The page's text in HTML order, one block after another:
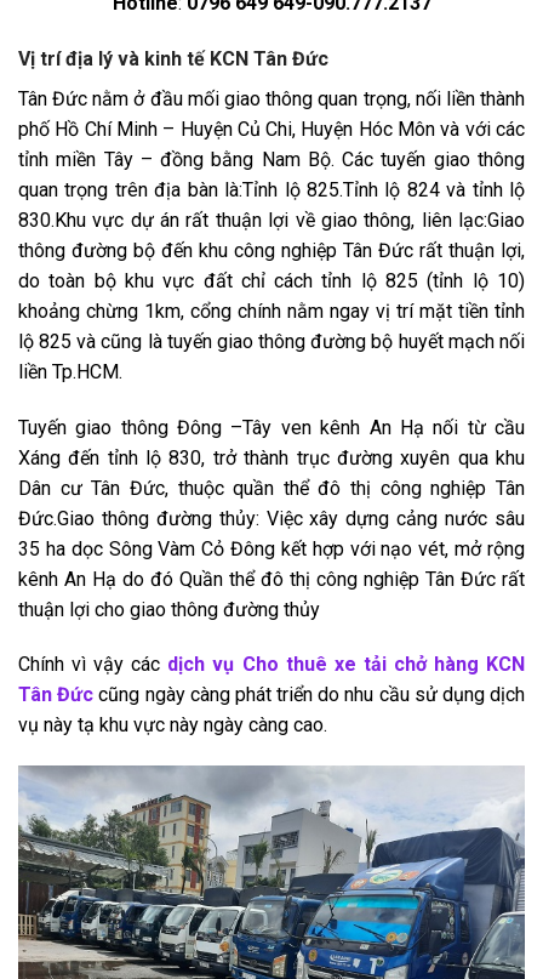
Vị trí địa lý và kinh tế KCN Tân Đức
Tân Đức nằm ở đầu mối giao thông quan trọng, nối liền thành
phố Hồ Chí Minh – Huyện Củ Chi, Huyện Hóc Môn và với các
tỉnh miền Tây – đồng bằng Nam Bộ. Các tuyến giao thông
quan trọng trên địa bàn là:Tỉnh lộ 825.Tỉnh lộ 824 và tỉnh lộ
830.Khu vực dự án rất thuận lợi về giao thông, liên lạc:Giao
thông đường bộ đến khu công nghiệp Tân Đức rất thuận lợi,
do toàn bộ khu vực đất chỉ cách tỉnh lộ 825 (tỉnh lộ 10)
khoảng chừng 1km, cổng chính nằm ngay vị trí mặt tiền tỉnh
lộ 825 và cũng là tuyến giao thông đường bộ huyết mạch nối
liền Tp.HCM.
Tuyến giao thông Đông –Tây ven kênh An Hạ nối từ cầu
Xáng đến tỉnh lộ 830, trở thành trục đường xuyên qua khu
Dân cư Tân Đức, thuộc quần thể đô thị công nghiệp Tân
Đức.Giao thông đường thủy: Việc xây dựng cảng nước sâu
35 ha dọc Sông Vàm Cỏ Đông kết hợp với nạo vét, mở rộng
kênh An Hạ do đó Quần thể đô thị công nghiệp Tân Đức rất
thuận lợi cho giao thông đường thủy
Chính vì vậy các dịch vụ Cho thuê xe tải chở hàng KCN
Tân Đức cũng ngày càng phát triển do nhu cầu sử dụng dịch
vụ này tạ khu vực này ngày càng cao.